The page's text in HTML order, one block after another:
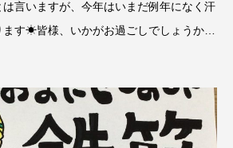
言いますが、今年はいまだ例年になく汗
す☀皆様、いかがお過ごしでしょうか？